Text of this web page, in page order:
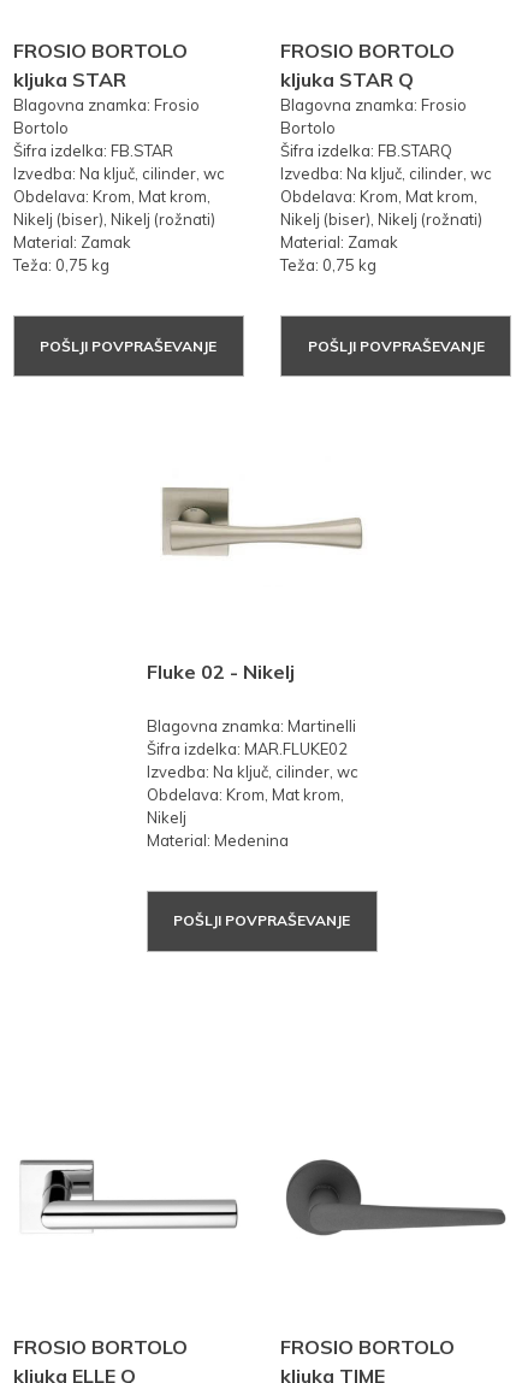
FROSIO BORTOLO
kljuka STAR
Blagovna znamka: Frosio
Bortolo
Šifra izdelka: FB.STAR
Izvedba: Na ključ, cilinder, wc
Obdelava: Krom, Mat krom,
Nikelj (biser), Nikelj (rožnati)
Material: Zamak
Teža: 0,75 kg
POŠLJI POVPRAŠEVANJE
FROSIO BORTOLO
kljuka STAR Q
Blagovna znamka: Frosio
Bortolo
Šifra izdelka: FB.STARQ
Izvedba: Na ključ, cilinder, wc
Obdelava: Krom, Mat krom,
Nikelj (biser), Nikelj (rožnati)
Material: Zamak
Teža: 0,75 kg
POŠLJI POVPRAŠEVANJE
Fluke 02 - Nikelj
Blagovna znamka: Martinelli
Šifra izdelka: MAR.FLUKE02
Izvedba: Na ključ, cilinder, wc
Obdelava: Krom, Mat krom,
Nikelj
Material: Medenina
POŠLJI POVPRAŠEVANJE
FROSIO BORTOLO
kljuka ELLE Q
FROSIO BORTOLO
kljuka TIME